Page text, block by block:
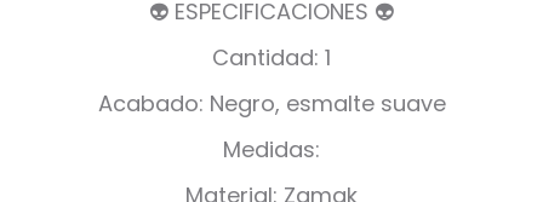
👽 ESPECIFICACIONES 👽
Cantidad: 1
Acabado: Negro, esmalte suave
Medidas:
Material: Zamak